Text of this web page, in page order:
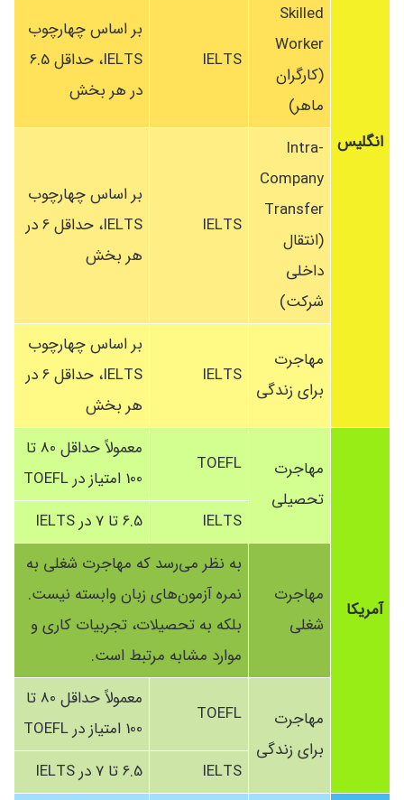
انگلیس
Skilled
Worker
(کارگران
ماهر)
IELTS
بر اساس چهارچوب
IELTS، حداقل 6.5
در هر بخش
Intra-
Company
Transfer
(انتقال
داخلی
شرکت)
IELTS
بر اساس چهارچوب
IELTS، حداقل 6 در
هر بخش
مهاجرت
برای زندگی
IELTS
بر اساس چهارچوب
IELTS، حداقل 6 در
هر بخش
آمریکا
مهاجرت
تحصیلی
TOEFL
معمولاً حداقل 80 تا
100 امتیاز در TOEFL
IELTS
6.5 تا 7 در IELTS
مهاجرت
شغلی
به نظر می‌رسد که مهاجرت شغلی به
نمره آزمون‌های زبان وابسته نیست.
بلکه به تحصیلات، تجربیات کاری و
موارد مشابه مرتبط است.
مهاجرت
برای زندگی
TOEFL
معمولاً حداقل 80 تا
100 امتیاز در TOEFL
IELTS
6.5 تا 7 در IELTS